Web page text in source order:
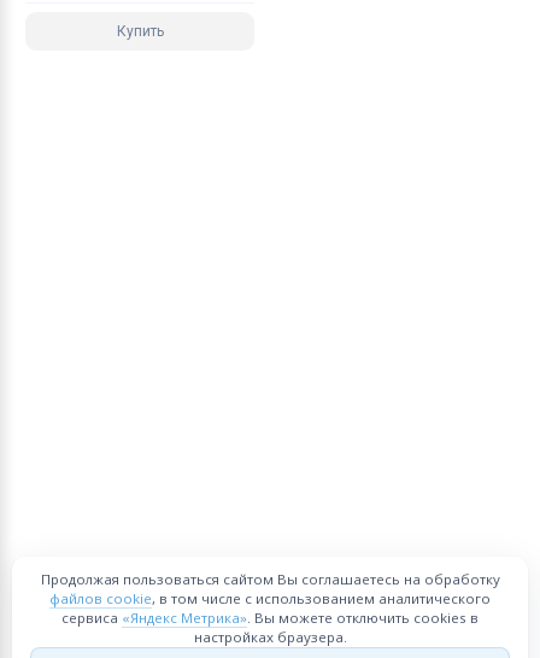
Купить
Продолжая пользоваться сайтом Вы соглашаетесь на обработку
файлов cookie, в том числе с использованием аналитического
сервиса «Яндекс Метрика». Вы можете отключить cookies в
настройках браузера.